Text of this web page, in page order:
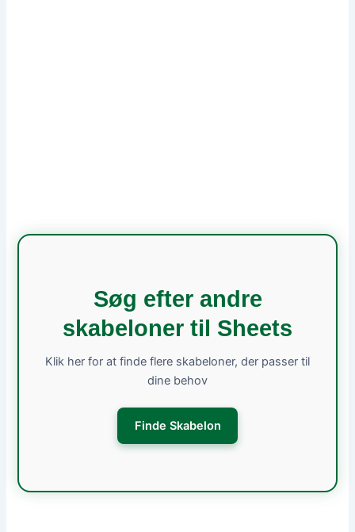
Søg efter andre
skabeloner til Sheets
Klik her for at finde flere skabeloner, der passer til
dine behov
Finde Skabelon